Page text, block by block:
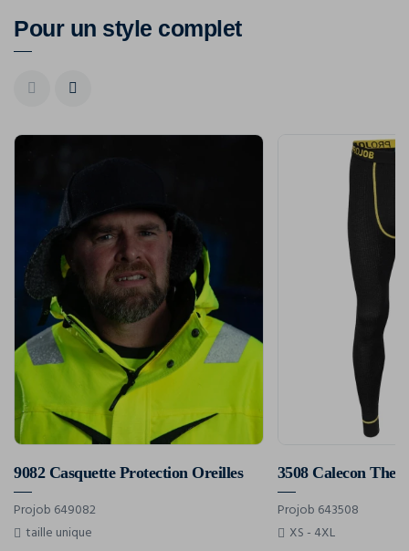
Pour un style complet
9082 Casquette Protection Oreilles
Projob 649082
taille unique
Projob 643508
XS - 4XL